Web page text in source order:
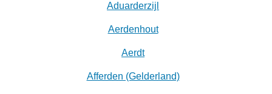
Aduarderzijl
Aerdenhout
Aerdt
Afferden (Gelderland)